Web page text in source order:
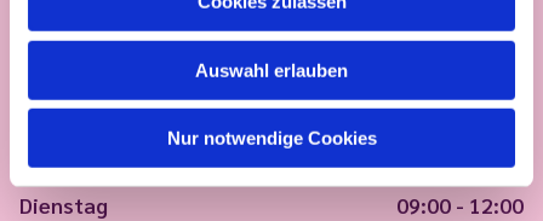
Auswahl erlauben
Nur notwendige Cookies
Montag
09:00 - 12:00
Dienstag
09:00 - 12:00